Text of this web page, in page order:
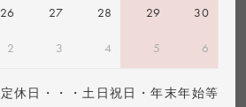
26 27 28 29 30
2 3 4 5 6
定休日・・・土日祝日・年末年始等